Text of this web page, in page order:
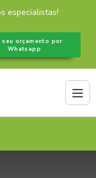
especialistas!
seu orçamento por
Whatsapp